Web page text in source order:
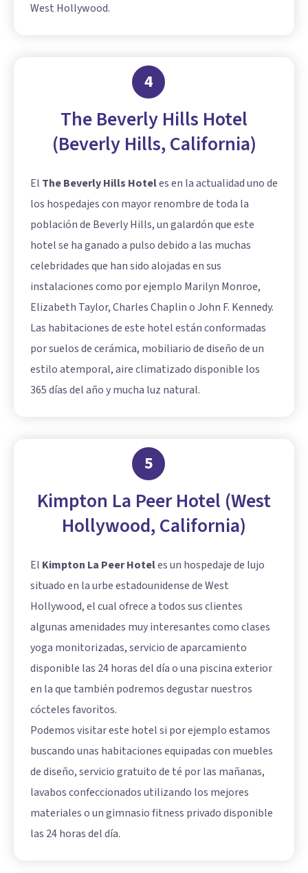
West Hollywood.
4
The Beverly Hills Hotel
(Beverly Hills, California)
El The Beverly Hills Hoteles en la actualidad uno de
los hospedajes con mayor renombre de toda la
población de Beverly Hills, un galardón que este
hotel se ha ganado a pulso debido a las muchas
celebridades que han sido alojadas en sus
instalaciones como por ejemplo Marilyn Monroe,
Elizabeth Taylor, Charles Chaplin o John F. Kennedy.
Las habitaciones de este hotel están conformadas
por suelos de cerámica, mobiliario de diseño de un
estilo atemporal, aire climatizado disponible los
365 días del año y mucha luz natural.
5
Kimpton La Peer Hotel (West
Hollywood, California)
El Kimpton La Peer Hoteles un hospedaje de lujo
situado en la urbe estadounidense de West
Hollywood, el cual ofrece a todos sus clientes
algunas amenidades muy interesantes como clases
yoga monitorizadas, servicio de aparcamiento
disponible las 24 horas del día o una piscina exterior
en la que también podremos degustar nuestros
cócteles favoritos.
Podemos visitar este hotel si por ejemplo estamos
buscando unas habitaciones equipadas con muebles
de diseño, servicio gratuito de té por las mañanas,
lavabos confeccionados utilizando los mejores
materiales o un gimnasio fitness privado disponible
las 24 horas del día.